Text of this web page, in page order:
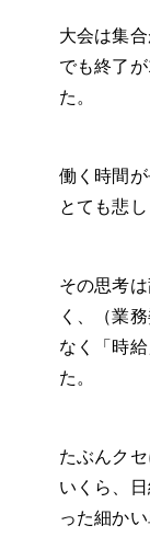
大会は集
でも終了
た。
働く時間
とても悲
その思考
く、（業
なく「時
た。
たぶんク
いくら、
った細か